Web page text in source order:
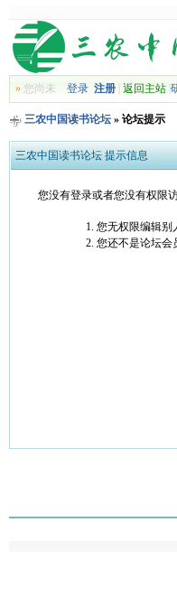
»您尚未 登录 注册| 返回主站|
三农中国读书论坛» 论坛提示
三农中国读书论坛 提示信息
您没有登录或者您没有权限
您无权限编辑别
您还不是论坛会